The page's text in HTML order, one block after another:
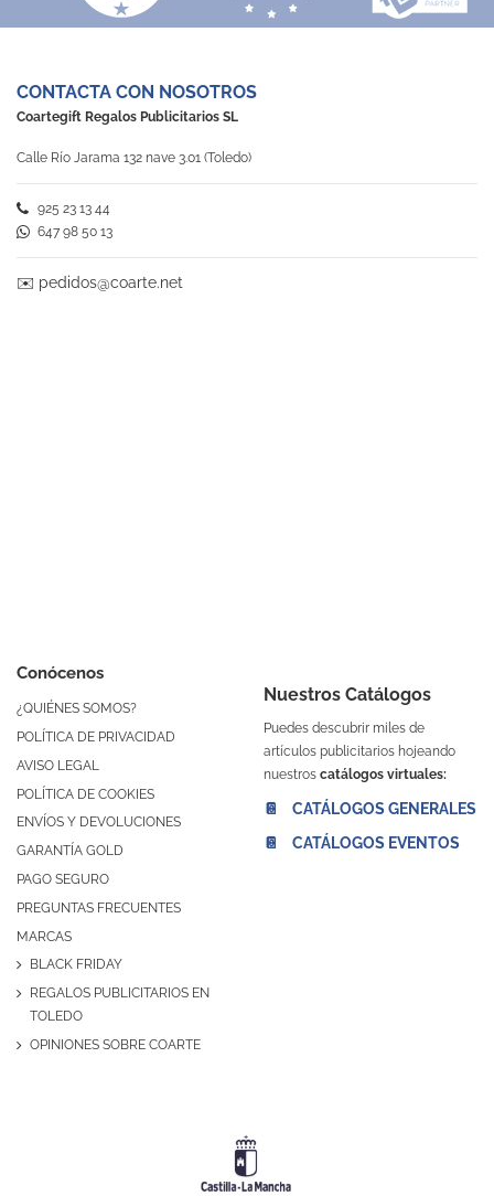
Conócenos
¿QUIÉNES SOMOS?
POLÍTICA DE PRIVACIDAD
AVISO LEGAL
POLÍTICA DE COOKIES
ENVÍOS Y DEVOLUCIONES
GARANTÍA GOLD
PAGO SEGURO
PREGUNTAS FRECUENTES
MARCAS
BLACK FRIDAY
REGALOS PUBLICITARIOS EN
TOLEDO
OPINIONES SOBRE COARTE
Nuestros Catálogos
Puedes descubrir miles de
artículos publicitarios hojeando
nuestros catálogos virtuales:
📔 CATÁLOGOS GENERALES
📔 CATÁLOGOS EVENTOS
CONTACTA CON NOSOTROS
Coartegift Regalos Publicitarios SL
Calle Río Jarama 132 nave 3.01 (Toledo)
925 23 13 44
647 98 50 13
✉️ pedidos@coarte.net